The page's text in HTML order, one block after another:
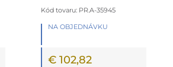
Kód tovaru: PR.A-35945
NA OBJEDNÁVKU
€ 102,82